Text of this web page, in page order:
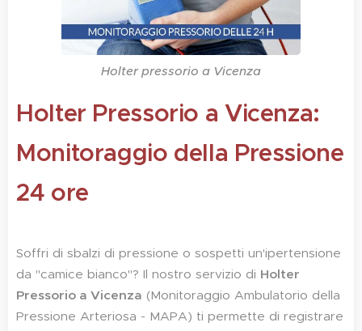
Holter pressorio a Vicenza
Holter Pressorio a Vicenza:
Monitoraggio della Pressione
24 ore
Soffri di sbalzi di pressione o sospetti un'ipertensione
da "camice bianco"? Il nostro servizio di Holter
Pressorio a Vicenza (Monitoraggio Ambulatorio della
Pressione Arteriosa - MAPA) ti permette di registrare